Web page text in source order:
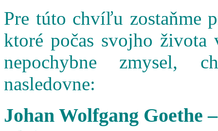
Pre túto chvíľu zostaňme
ktoré počas svojho
nepochybne zmysel,
nasledovne:
Johan Wolfgang Goethe